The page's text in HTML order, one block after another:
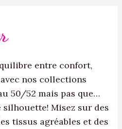
entre confort,
nos collections
50/52 mais pas que…
Misez sur des
tissus agréables et des